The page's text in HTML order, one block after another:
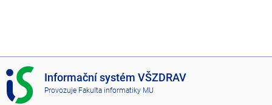
I
S
V
Informační systém VŠZDRAV
Provozuje Fakulta informatiky MU